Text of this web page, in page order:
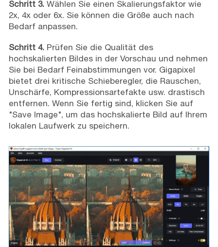
Schritt 3.Wählen Sie einen Skalierungsfaktor wie
2x, 4x oder 6x. Sie können die Größe auch nach
Bedarf anpassen.
Schritt 4.Prüfen Sie die Qualität des
hochskalierten Bildes in der Vorschau und nehmen
Sie bei Bedarf Feinabstimmungen vor. Gigapixel
bietet drei kritische Schieberegler, die Rauschen,
Unschärfe, Kompressionsartefakte usw. drastisch
entfernen. Wenn Sie fertig sind, klicken Sie auf
"Save Image", um das hochskalierte Bild auf Ihrem
lokalen Laufwerk zu speichern.